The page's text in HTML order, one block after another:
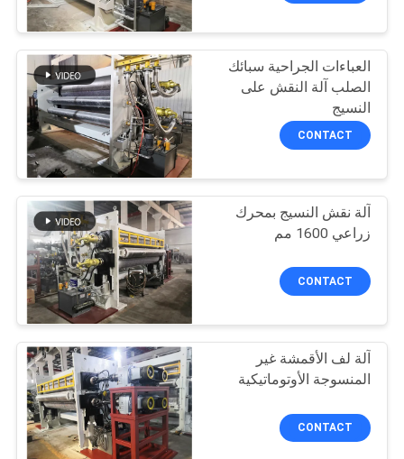
آلة صنع الأقمشة غير
المنسوجة
نقش الأسطوانة
1
آلة النقش على النسيج
20
العباءات الجراحية سبائك
الصلب آلة النقش على
النسيج
CONTACT
آلة نقش النسيج بمحرك
زراعي 1600 مم
CONTACT
آلة لف الأقمشة غير
المنسوجة الأوتوماتيكية
CONTACT